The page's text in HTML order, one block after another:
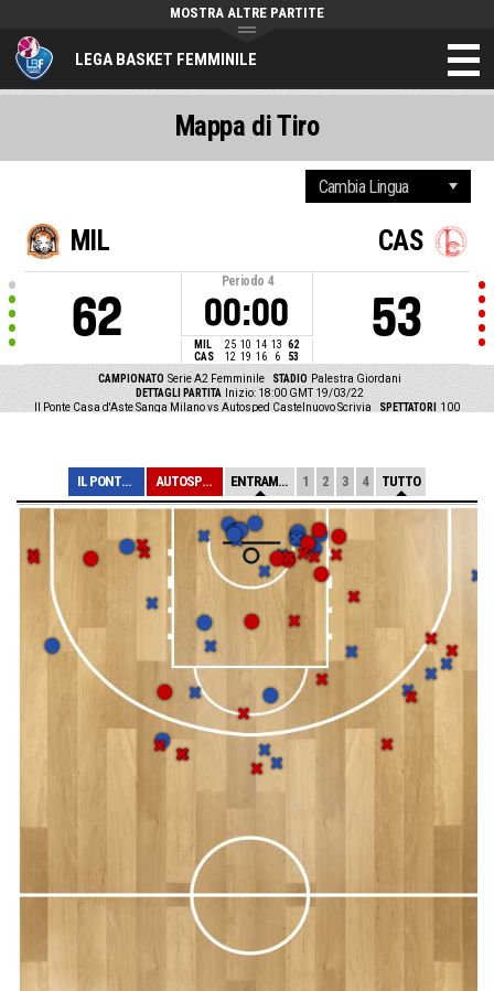
LEGA BASKET FEMMINILE
MOSTRA ALTRE PARTITE
MIL
62
Periodo 4
00:00
MIL 25 10 14 13 62
CAS
12 19 16 6 53
CAS
53
CAMPIONATO Serie A2 Femminile STADIO Palestra Giordani
DETTAGLI PARTITA
Inizio: 18:00 GMT 19/03/22
Il Ponte Casa d'Aste Sanga Milano vs Autosped Castelnuovo Scrivia
SPETTATORI 100
Mappa di Tiro
IL PONTE CASA D... AUTOSPED CASTEL... ENTRAMBE 1 2 3 4 TUTTO